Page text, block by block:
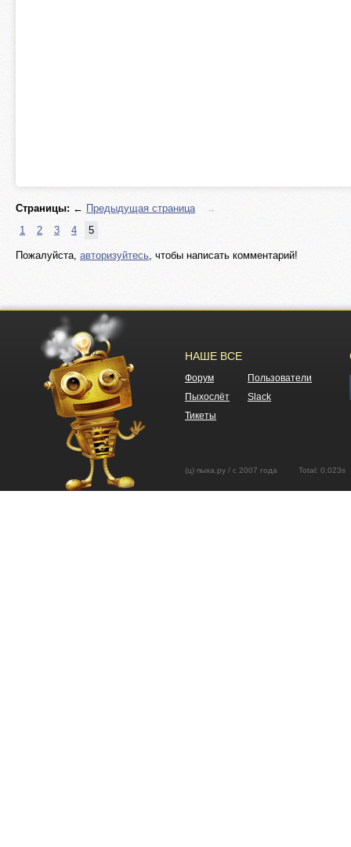
Страницы: ← Предыдущая страница
→
1
2 3 4 5
Пожалуйста, авторизуйтесь, чтобы написать комментарий!
НАШЕ ВСЕ
Форум
Пользователи
Пыхослёт
Slack
Тикеты
(ц) пыха.ру / с 2007 года Total: